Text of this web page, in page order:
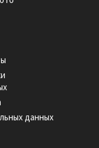
данных